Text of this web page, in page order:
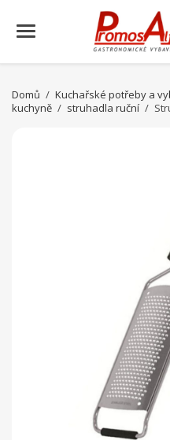
Domů Kuchařské potřeby a
kuchyně
struhadla ruční